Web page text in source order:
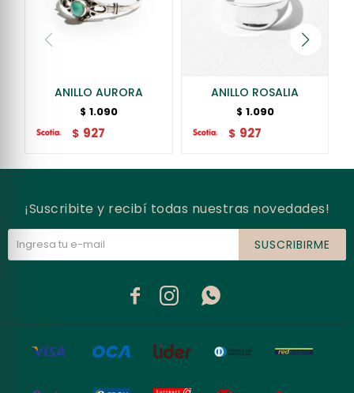
ANILLO AURORA
$ 1.090
$ 927
ANILLO ROSALIA
$ 1.090
$ 927
¡Suscribite y recibí todas nuestras novedades!
SUSCRIBIRME
  